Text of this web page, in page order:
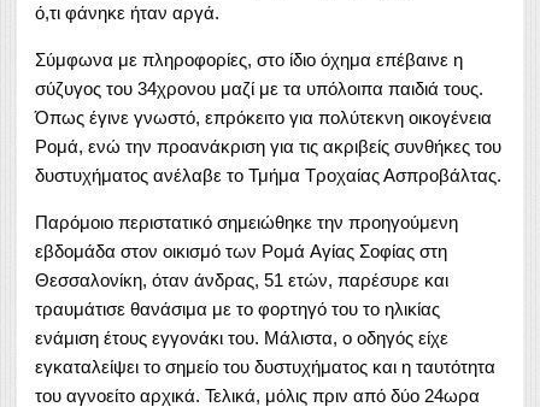
ό,τι φάνηκε ήταν αργά.
Σύμφωνα με πληροφορίες, στο ίδιο όχημα επέβαινε η
σύζυγος του 34χρονου μαζί με τα υπόλοιπα παιδιά τους.
Όπως έγινε γνωστό, επρόκειτο για πολύτεκνη οικογένεια
Ρομά, ενώ την προανάκριση για τις ακριβείς συνθήκες του
δυστυχήματος ανέλαβε το Τμήμα Τροχαίας Ασπροβάλτας.
Παρόμοιο περιστατικό σημειώθηκε την προηγούμενη
εβδομάδα στον οικισμό των Ρομά Αγίας Σοφίας στη
Θεσσαλονίκη, όταν άνδρας, 51 ετών, παρέσυρε και
τραυμάτισε θανάσιμα με το φορτηγό του το ηλικίας
ενάμιση έτους εγγονάκι του. Μάλιστα, ο οδηγός είχε
εγκαταλείψει το σημείο του δυστυχήματος και η ταυτότητα
του αγνοείτο αρχικά. Τελικά, μόλις πριν από δύο 24ωρα